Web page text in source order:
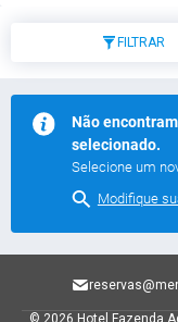
FILTRAR
Não
selecionado.
Selecione um
Modifique
© 2026 Hotel Fazenda